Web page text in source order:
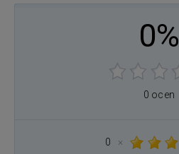
0%
0 ocen
0
×